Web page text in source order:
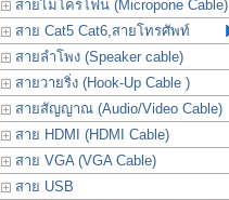
สายไมโครโฟน (Micropone Cable)
สาย Cat5 Cat6,สายโทรศัพท์
สายลำโพง (Speaker cable)
สายวายริ่ง (Hook-Up Cable )
สายสัญญาณ (Audio/Video Cable)
สาย HDMI (HDMI Cable)
สาย VGA (VGA Cable)
สาย USB